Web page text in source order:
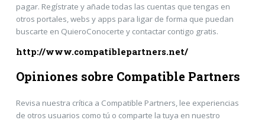
pagar. Regístrate y añade todas las cuentas que tengas en
otros portales, webs y apps para ligar de forma que puedan
buscarte en QuieroConocerte y contactar contigo gratis.
http://www.compatiblepartners.net/
Opiniones sobre Compatible Partners
Revisa nuestra crítica a Compatible Partners, lee experiencias
de otros usuarios como tú o comparte la tuya en nuestro